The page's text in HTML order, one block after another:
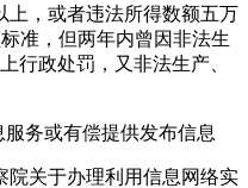
上，或者违法所得数额五万
准，但两年内曾因非法生
行政处罚，又非法生产、
务或有偿提供发布信息
关于办理利用信息网络实